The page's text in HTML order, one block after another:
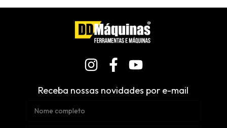
Receba nossas novidades por e-mail